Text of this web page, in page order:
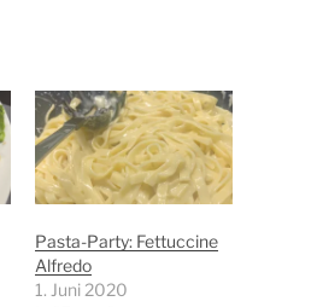
Pasta-Party: Fettuccine
Alfredo
1. Juni 2020